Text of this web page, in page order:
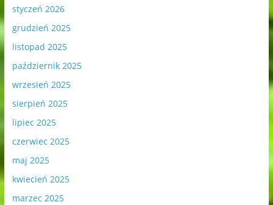
styczeń 2026
grudzień 2025
listopad 2025
październik 2025
wrzesień 2025
sierpień 2025
lipiec 2025
czerwiec 2025
maj 2025
kwiecień 2025
marzec 2025